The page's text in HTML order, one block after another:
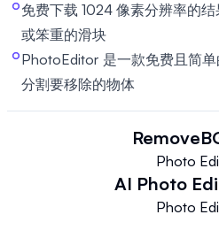
免费下载 1024 像素分辨率的
或笨重的滑块
PhotoEditor 是一款免费且简
分割要移除的物体
Photo
AI Photo
Photo